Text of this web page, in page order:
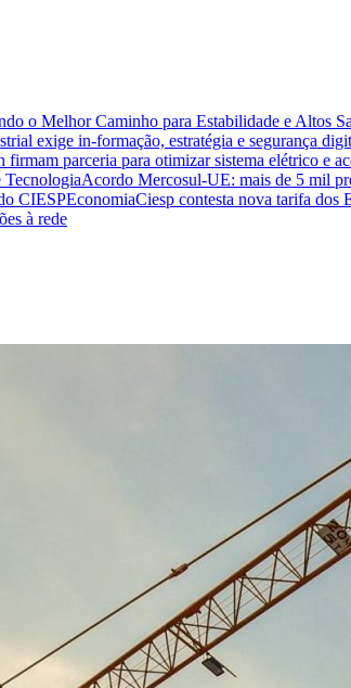
o Melhor Caminho para Estabilidade e Altos
exige in-formação, estratégia e segurança
parceria para otimizar sistema elétrico e
TecnologiaAcordo Mercosul-UE: mais de 5 mil
CIESPEconomiaCiesp contesta nova tarifa dos
à rede